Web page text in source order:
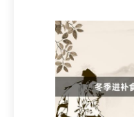
票结构和欠债水平
和财务牢固性。其
入、资本与利润，
法，可判断企业
表揭示企业资金
资金链健康经过
中，企业应聚合行